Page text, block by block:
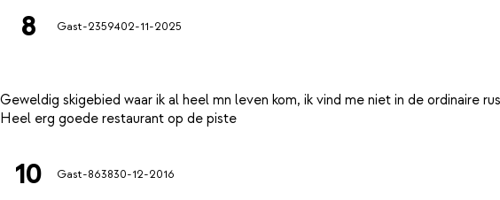
8 Gast-2359402-11-2025
Geweldig skigebied waar ik al heel mn leven kom, ik vind me niet in de ordinaire
10 Gast-863830-12-2016